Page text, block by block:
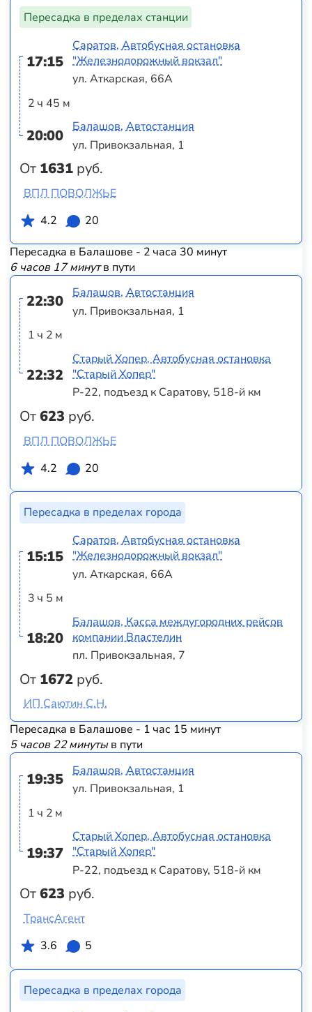
Пересадка в пределах станции
17:15
2 ч 45 м
20:00
От 1631 руб.
Саратов, Автобусная остановка
"Железнодорожный вокзал"
ул. Аткарская, 66А
Балашов, Автостанция
ул. Привокзальная, 1
ВПЛ ПОВОЛЖЬЕ
4.2
20
Пересадка в Балашове - 2 часа 30 минут
6 часов 17 минутв пути
22:30
1 ч 2 м
22:32
От623 руб.
Балашов, Автостанция
ул. Привокзальная, 1
Старый Хопер, Автобусная остановка
"Старый Хопер"
Р-22, подъезд к Саратову, 518-й км
ВПЛ ПОВОЛЖЬЕ
4.2
20
Пересадка в пределах города
15:15
3 ч 5 м
18:20
От 1672 руб.
Саратов, Автобусная остановка
"Железнодорожный вокзал"
ул. Аткарская, 66А
Балашов, Касса междугородних рейсов
компании Властелин
пл. Привокзальная, 7
ИП Саютин С.Н.
Пересадка в Балашове - 1 час 15 минут
5 часов 22 минутыв пути
19:35
1 ч 2 м
19:37
От623 руб.
Балашов, Автостанция
ул. Привокзальная, 1
Старый Хопер, Автобусная остановка
"Старый Хопер"
Р-22, подъезд к Саратову, 518-й км
ТрансАгент
3.6
5
Пересадка в пределах города